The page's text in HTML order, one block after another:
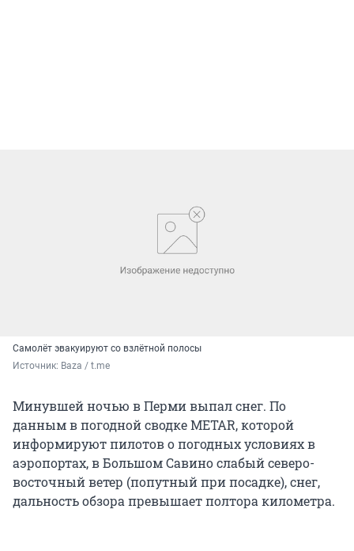
Самолёт эвакуируют со взлётной полосы
Источник: Baza / t.me
Минувшей ночью в Перми выпал снег. По
данным в погодной сводке METAR, которой
информируют пилотов о погодных условиях в
аэропортах, в Большом Савино слабый северо-
восточный ветер (попутный при посадке), снег,
дальность обзора превышает полтора километра.